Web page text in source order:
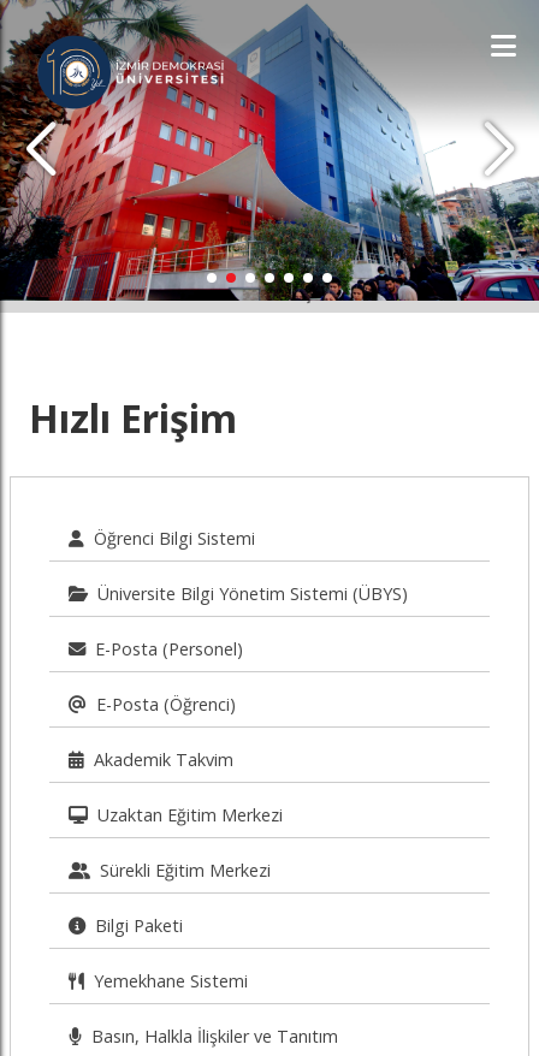
İDÜ'YÜ KEŞFET
Hızlı Erişim
Öğrenci Bilgi Sistemi
Üniversite Bilgi Yönetim Sistemi (ÜBYS)
E-Posta (Personel)
E-Posta (Öğrenci)
Akademik Takvim
Uzaktan Eğitim Merkezi
Sürekli Eğitim Merkezi
Bilgi Paketi
Yemekhane Sistemi
Basın, Halkla İlişkiler ve Tanıtım